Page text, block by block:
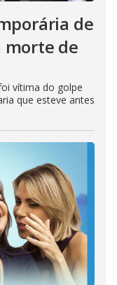
de
morte de
vítima do golpe
que esteve antes